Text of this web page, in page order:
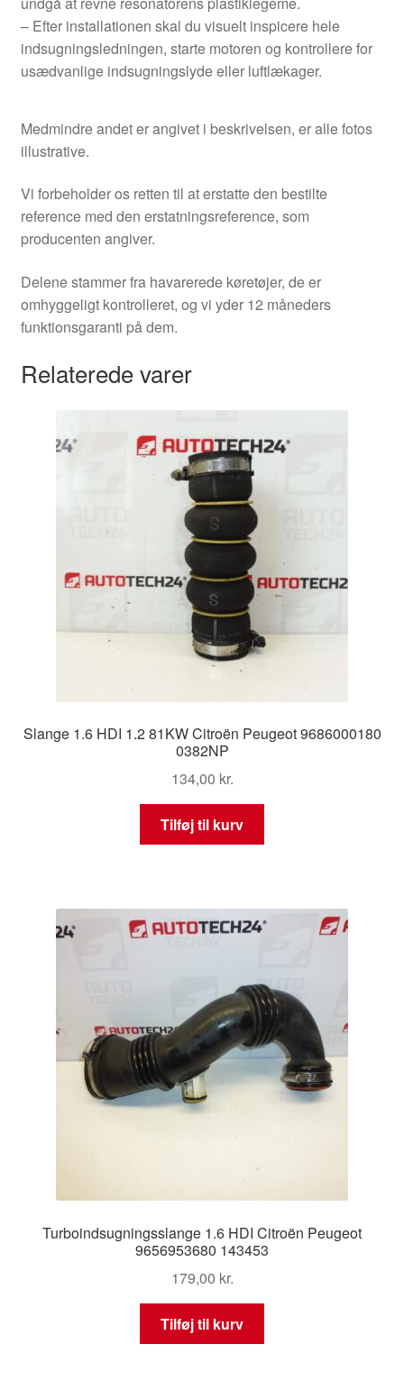
– Efter installationen skal du visuelt inspicere hele
indsugningsledningen, starte motoren og kontrollere for
usædvanlige indsugningslyde eller luftlækager.
Medmindre andet er angivet i beskrivelsen, er alle fotos
illustrative.
Vi forbeholder os retten til at erstatte den bestilte
reference med den erstatningsreference, som
producenten angiver.
Delene stammer fra havarerede køretøjer, de er
omhyggeligt kontrolleret, og vi yder 12 måneders
funktionsgaranti på dem.
Relaterede varer
Slange 1.6 HDI 1.2 81KW Citroën Peugeot 9686000180
0382NP
134,00 kr.
Tilføj til kurv
Turboindsugningsslange 1.6 HDI Citroën Peugeot
9656953680 143453
179,00 kr.
Tilføj til kurv